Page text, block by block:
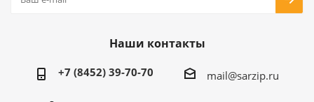
Наши контакты
+7 (8452) 39-70-70 mail@sarzip.ru